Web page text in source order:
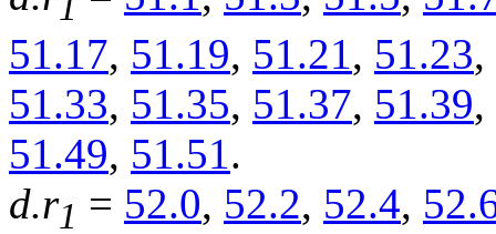
51.17, 51.19, 51.21, 51.23,
51.33, 51.35, 51.37, 51.39,
51.49, 51.51.
d.r1 = 52.0, 52.2, 52.4,